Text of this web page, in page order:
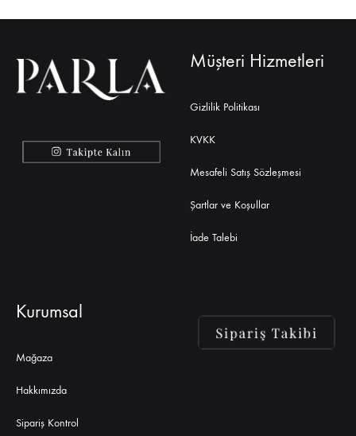
Müşteri Hizmetleri
Gizlilik Politikası
KVKK
Mesafeli Satış Sözleşmesi
Şartlar ve Koşullar
İade Talebi
Kurumsal
Mağaza
Hakkımızda
Sipariş Kontrol